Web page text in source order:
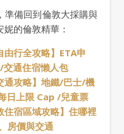
準備回到倫敦大採購與
的倫敦精華：
由行全攻略】ETA申
通住宿懶人包
通攻略】地鐵/巴士/機
日上限 Cap /兒童票
住宿區域攻略】住哪裡
房價與交通